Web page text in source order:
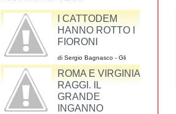
I CATTODEM
HANNO ROTTO I
FIORONI
di Sergio Bagnasco - Gli
argomenti dei cattodem
riguardo al ddl Cirinnà sono
ROMA E VIRGINIA
RAGGI. IL
GRANDE
INGANNO